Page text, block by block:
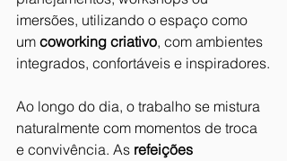
imersões, utilizando o espaço como
um coworking criativo, com ambientes
integrados, confortáveis e inspiradores.
Ao longo do dia, o trabalho se mistura
naturalmente com momentos de troca
e convivência. As refeições